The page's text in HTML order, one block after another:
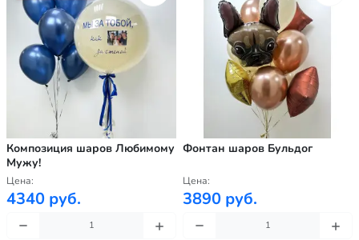
Композиция шаров Любимому
Мужу!
Цена:
4340 руб.
Фонтан шаров Бульдог
Цена:
3890 руб.